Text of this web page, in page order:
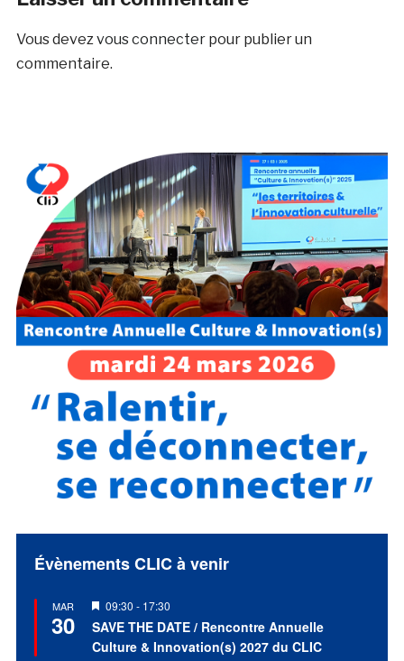
Vous devez vous connecterpour publier un
commentaire.
Évènements CLIC à venir
MAR
30
Mis
en
avant
09:30 - 17:30
SAVE THE DATE / Rencontre Annuelle
Culture & Innovation(s) 2027 du CLIC